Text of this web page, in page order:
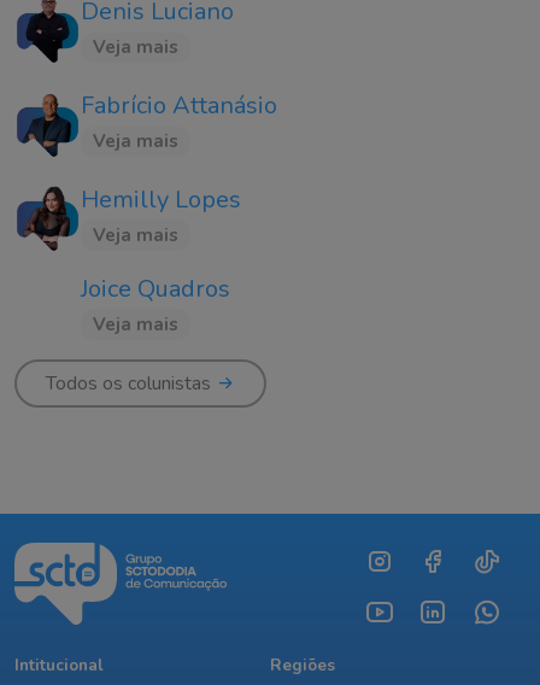
Denis Luciano
Veja mais
Fabrício Attanásio
Veja mais
Hemilly Lopes
Veja mais
Joice Quadros
Veja mais
Todos os colunistas
Intitucional
Regiões